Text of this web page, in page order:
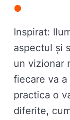
Inspirat:
aspectul și
un vizionar
fiecare va
practica o
diferite,